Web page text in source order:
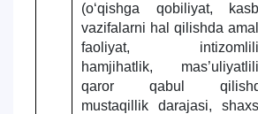
(о‘qishga qobiliyat,
vazifalarni hal qilishda
faoliyat,
hamjihatlik,
qaror qabul
mustaqillik darajasi,